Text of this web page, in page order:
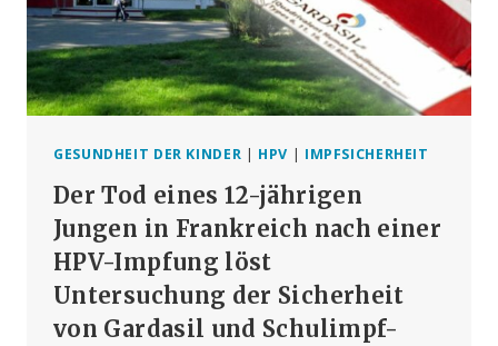
SV-I
MPFUNG E
RHALTEN H
ABEN
GESUNDHEIT DER KINDER | HPV | IMPFSICHERHEIT
Der Tod eines 12-jährigen
Jungen in Frankreich nach einer
HPV-Impfung löst
Untersuchung der Sicherheit
von Gardasil und Schulimpf-